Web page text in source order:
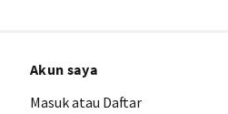
Akun saya
Masuk atau Daftar